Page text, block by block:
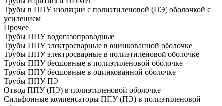
Трубы в ППУ изоляции с полиэтиленовой (ПЭ) оболочкой с
усилением
Прочее
Трубы ППУ водогазопроводные
Трубы ППУ электросварные в оцинкованной оболочке
Трубы ППУ электросварные в полиэтиленовой оболочке
Трубы ППУ бесшовные в полиэтиленовой оболочке
Трубы ППУ бесшовные в оцинкованной оболочке
Трубы ППУ ПЭ
Отвод ППУ (ПЭ) в полиэтиленовой оболочке
Сильфонные компенсаторы ППУ (ПЭ) в полиэтиленовой